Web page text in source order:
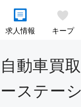
求人情報 キープ
自動車買
ーステー